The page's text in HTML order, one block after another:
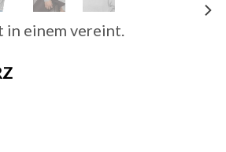
einem vereint.